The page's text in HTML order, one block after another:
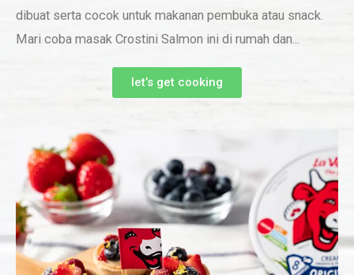
dibuat serta cocok untuk makanan pembuka atau snack.
Mari coba masak Crostini Salmon ini di rumah dan...
let’s get cooking